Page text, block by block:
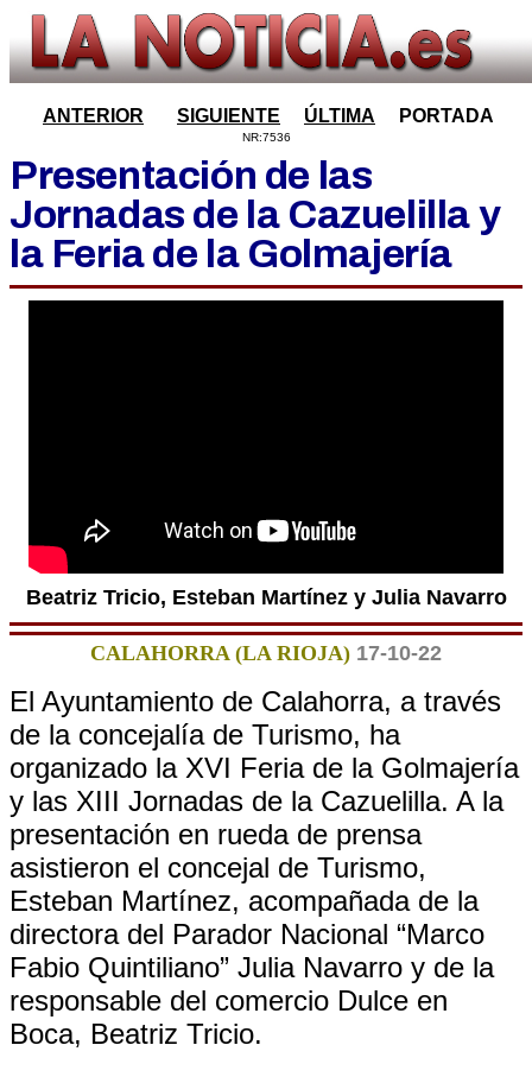
ANTERIOR SIGUIENTE ÚLTIMA PORTADA
NR:7536
Presentación de las
Jornadas de la Cazuelilla y
la Feria de la Golmajería
Beatriz Tricio, Esteban Martínez y Julia Navarro
CALAHORRA (LA RIOJA) 17-10-22
El Ayuntamiento de Calahorra, a través
de la concejalía de Turismo, ha
organizado la XVI Feria de la Golmajería
y las XIII Jornadas de la Cazuelilla. A la
presentación en rueda de prensa
asistieron el concejal de Turismo,
Esteban Martínez, acompañada de la
directora del Parador Nacional “Marco
Fabio Quintiliano” Julia Navarro y de la
responsable del comercio Dulce en
Boca, Beatriz Tricio.